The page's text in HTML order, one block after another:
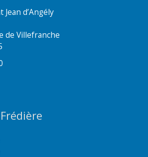
Jean d’Angély
de Villefranche